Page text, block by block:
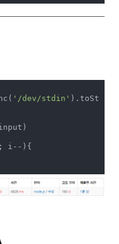
'/dev/stdin' ).toSt
; i--){